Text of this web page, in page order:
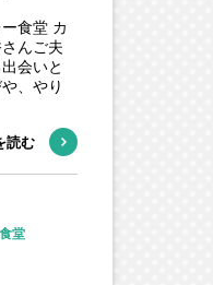
食堂 カ
んご夫
会いと
、やり
読む
堂